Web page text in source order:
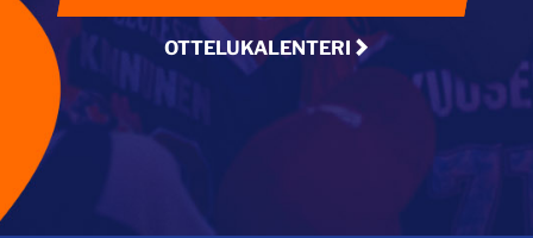
OTTELUKALENTERI